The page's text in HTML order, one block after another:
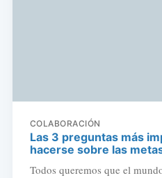
COLABORACIÓN
Las 3 preguntas más
hacerse sobre las
Todos queremos que el